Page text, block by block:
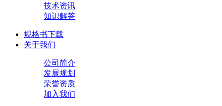
技术资讯
知识解答
规格书下载
关于我们
公司简介
发展规划
荣誉资质
加入我们